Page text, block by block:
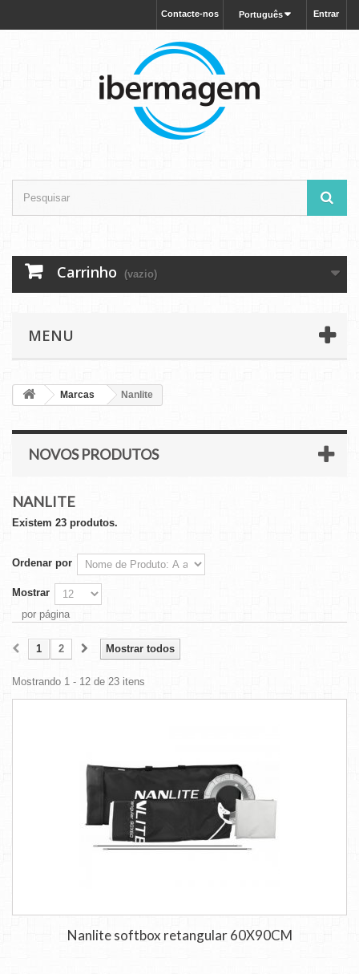
Entrar
Português
Contacte-nos
Carrinho (vazio)
MENU
Marcas Nanlite
NOVOS PRODUTOS
NANLITE
Existem 23 produtos.
Ordenar por
Mostrar
por página
Mostrar todos
1 2
Mostrando 1 - 12 de 23 itens
Nanlite softbox retangular 60X90CM